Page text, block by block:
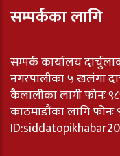
सम्पर्कका लागि
सम्पर्क कार्यालय
नगरपालीका ५ खलंगा
कैलालीका लागी फोनः
काठमाडौंका लागि
ID: